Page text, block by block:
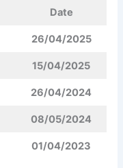
Date
26/04/2025
15/04/2025
26/04/2024
08/05/2024
01/04/2023